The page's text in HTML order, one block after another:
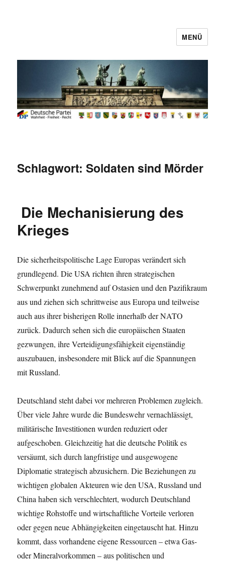
MENÜ
Schlagwort:Soldaten sind Mörder
Die Mechanisierung des
Krieges
Die sicherheitspolitische Lage Europas verändert sich
grundlegend. Die USA richten ihren strategischen
Schwerpunkt zunehmend auf Ostasien und den Pazifikraum
aus und ziehen sich schrittweise aus Europa und teilweise
auch aus ihrer bisherigen Rolle innerhalb der NATO
zurück. Dadurch sehen sich die europäischen Staaten
gezwungen, ihre Verteidigungsfähigkeit eigenständig
auszubauen, insbesondere mit Blick auf die Spannungen
mit Russland.
Deutschland steht dabei vor mehreren Problemen zugleich.
Über viele Jahre wurde die Bundeswehr vernachlässigt,
militärische Investitionen wurden reduziert oder
aufgeschoben. Gleichzeitig hat die deutsche Politik es
versäumt, sich durch langfristige und ausgewogene
Diplomatie strategisch abzusichern. Die Beziehungen zu
wichtigen globalen Akteuren wie den USA, Russland und
China haben sich verschlechtert, wodurch Deutschland
wichtige Rohstoffe und wirtschaftliche Vorteile verloren
oder gegen neue Abhängigkeiten eingetauscht hat. Hinzu
kommt, dass vorhandene eigene Ressourcen – etwa Gas-
oder Mineralvorkommen – aus politischen und